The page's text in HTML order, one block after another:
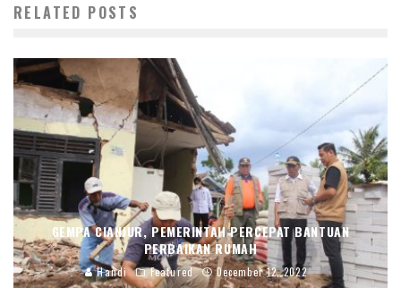
RELATED POSTS
GEMPA CIANJUR, PEMERINTAH PERCEPAT BANTUAN
PERBAIKAN RUMAH
Handi Featured December 12, 2022